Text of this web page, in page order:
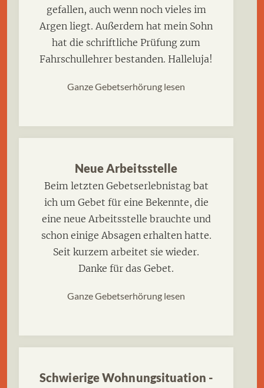
gefallen, auch wenn noch vieles im
Argen liegt. Außerdem hat mein Sohn
hat die schriftliche Prüfung zum
Fahrschullehrer bestanden. Halleluja!
Ganze Gebetserhörung lesen
Neue Arbeitsstelle
Beim letzten Gebetserlebnistag bat
ich um Gebet für eine Bekennte, die
eine neue Arbeitsstelle brauchte und
schon einige Absagen erhalten hatte.
Seit kurzem arbeitet sie wieder.
Danke für das Gebet.
Ganze Gebetserhörung lesen
Schwierige Wohnungsituation -